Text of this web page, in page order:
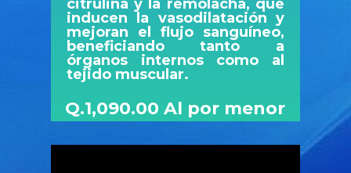
citrulina y la remolacha, que
inducen la vasodilatación y
mejoran el flujo sanguíneo,
beneficiando tanto a
órganos internos como al
tejido muscular.
Q.1,090.00 Al por menor